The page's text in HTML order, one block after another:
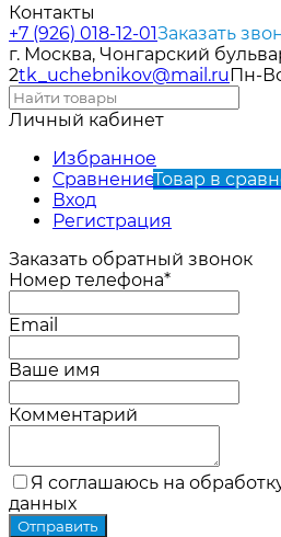
Контакты
+7 (926) 018-12-01Заказать
г. Москва, Чонгарский
2tk_uchebnikov@mail.ruПн-
Личный кабинет
Избранное
СравнениеТовар в
Вход
Регистрация
Заказать обратный звонок
Номер телефона*
Email
Ваше имя
Комментарий
Я соглашаюсь на
данных